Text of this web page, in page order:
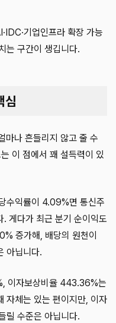
기업인프라 확장 가능
는 구간이 생깁니다.
심
마나 흔들리지 않고 줄 수
이 점에서 꽤 설득력이 있
수익률이 4.09%면 통신주
게다가 최근 분기 순이익도
증가해, 배당의 원천이
아닙니다.
이자보상비율 443.36%는
자체는 있는 편이지만, 이자
릴 수준은 아닙니다.